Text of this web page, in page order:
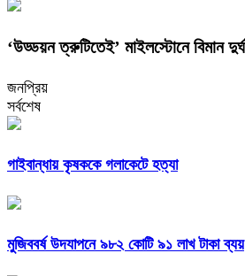
‘উড্ডয়ন ত্রুটিতেই’ মাইলস্টোনে বিমান
জনপ্রিয়
সর্বশেষ
গাইবান্ধায় কৃষককে গলাকেটে হত্যা
মুজিববর্ষ উদযাপনে ৯৮২ কোটি ৯১ লাখ টাকা ব্যয়